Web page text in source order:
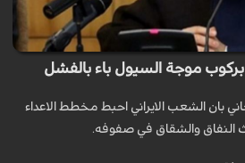
موجة السيول باء بالفشل
بان الشعب الايراني احبط مخطط الاعداء
النفاق والشقاق في صفوفه.